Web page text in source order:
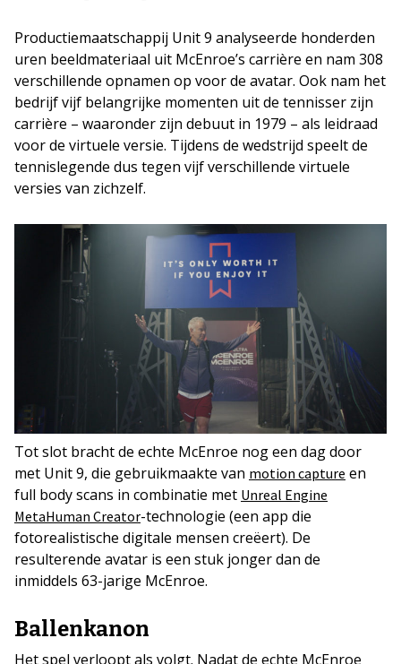
Productiemaatschappij Unit 9 analyseerde honderden
uren beeldmateriaal uit McEnroe’s carrière en nam 308
verschillende opnamen op voor de avatar. Ook nam het
bedrijf vijf belangrijke momenten uit de tennisser zijn
carrière – waaronder zijn debuut in 1979 – als leidraad
voor de virtuele versie. Tijdens de wedstrijd speelt de
tennislegende dus tegen vijf verschillende virtuele
versies van zichzelf.
Tot slot bracht de echte McEnroe nog een dag door
met Unit 9, die gebruikmaakte van motion capture en
full body scans in combinatie met Unreal Engine
MetaHuman Creator-technologie (een app die
fotorealistische digitale mensen creëert). De
resulterende avatar is een stuk jonger dan de
inmiddels 63-jarige McEnroe.
Ballenkanon
Het spel verloopt als volgt. Nadat de echte McEnroe